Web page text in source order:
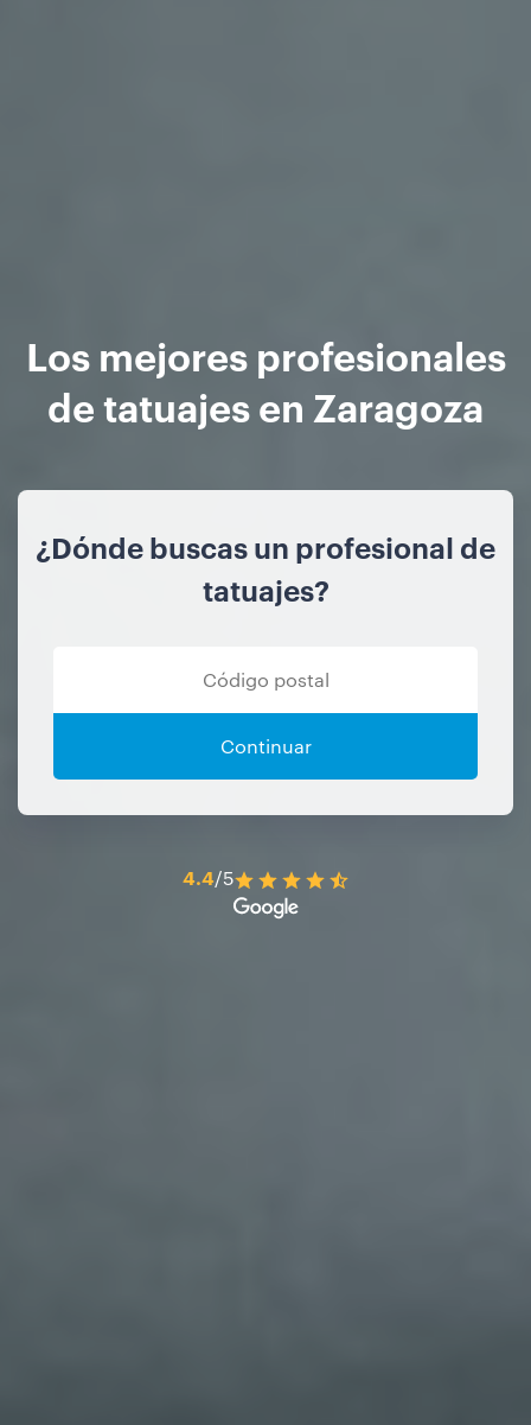
Los mejores profesionales
de tatuajes en Zaragoza
¿Dónde buscas un profesional de
tatuajes?
Continuar
4.4/5